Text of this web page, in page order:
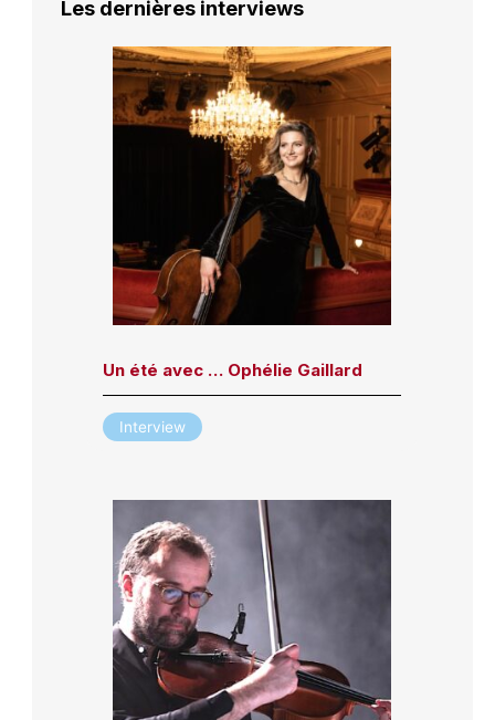
Les dernières interviews
Un été avec … Ophélie Gaillard
Interview